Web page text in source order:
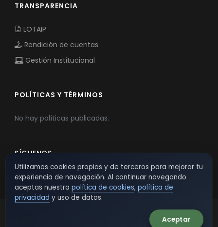
TRANSPARENCIA
LOTAIP
Rendición de cuentas
Gestión Institucional
POLÍTICAS Y TÉRMINOS
No hay políticas publicadas.
SÍGUENOS
© 2026 TSW - TecnoServiWeb. All Rights Reserved.
Utilizamos cookies propias y de terceros para mejorar tu
experiencia de navegación. Al continuar navegando
aceptas nuestra política de cookies, política de
privacidad y uso de datos.
Aceptar